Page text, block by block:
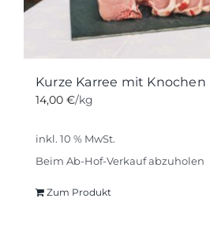
Kurze Karree mit Knochen
14,00 €/kg
inkl. 10 % MwSt.
Beim Ab-Hof-Verkauf abzuholen
Zum Produkt